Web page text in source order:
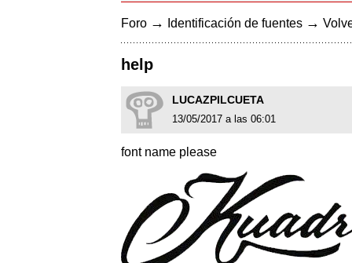
Foro → Identificación de fuentes →
help
LUCAZPILCUETA
13/05/2017 a las 06:01
font name please